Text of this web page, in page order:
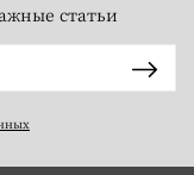
статьи